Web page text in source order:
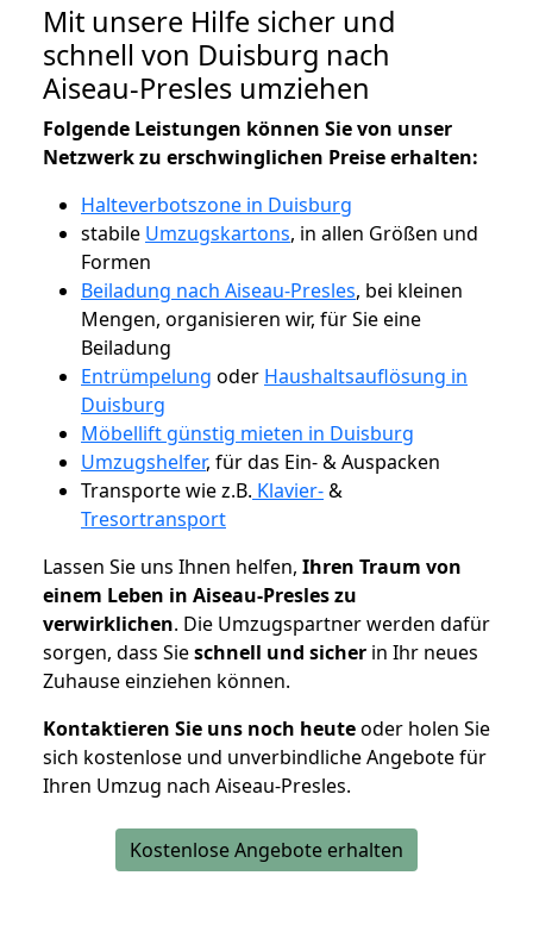
Mit unsere Hilfe sicher und
schnell von Duisburg nach
Aiseau-Presles umziehen
Folgende Leistungen können Sie von unser
Netzwerk zu erschwinglichen Preise erhalten:
Halteverbotszone in Duisburg
stabile Umzugskartons, in allen Größen und
Formen
Beiladung nach Aiseau-Presles, bei kleinen
Mengen, organisieren wir, für Sie eine
Beiladung
Entrümpelung oder Haushaltsauflösung in
Duisburg
Möbellift günstig mieten in Duisburg
Umzugshelfer, für das Ein- & Auspacken
Transporte wie z.B. Klavier-&
Tresortransport
Lassen Sie uns Ihnen helfen, Ihren Traum von
einem Leben in Aiseau-Presles zu
verwirklichen. Die Umzugspartner werden dafür
sorgen, dass Sieschnell und sicher in Ihr neues
Zuhause einziehen können.
Kontaktieren Sie uns noch heuteoder holen Sie
sich kostenlose und unverbindliche Angebote für
Ihren Umzug nach Aiseau-Presles.
Kostenlose Angebote erhalten